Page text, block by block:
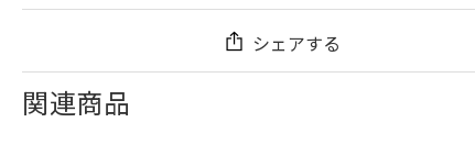
シェアする
関連商品